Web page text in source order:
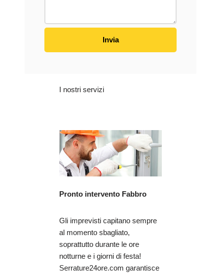
I nostri servizi
Pronto intervento Fabbro
Gli imprevisti capitano sempre
al momento sbagliato,
soprattutto durante le ore
notturne e i giorni di festa!
Serrature24ore.com garantisce